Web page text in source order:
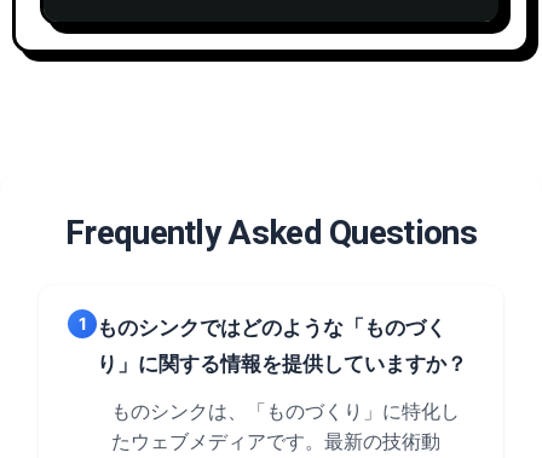
Frequently Asked Questions
1
ものシンクではどのような「ものづく
り」に関する情報を提供していますか？
ものシンクは、「ものづくり」に特化し
たウェブメディアです。最新の技術動